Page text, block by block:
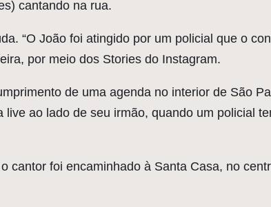
cantando na rua.
“O João foi atingido por um policial que o
por meio dos Stories do Instagram.
de uma agenda no interior de São
ao lado de seu irmão, quando um policial
foi encaminhado à Santa Casa, no